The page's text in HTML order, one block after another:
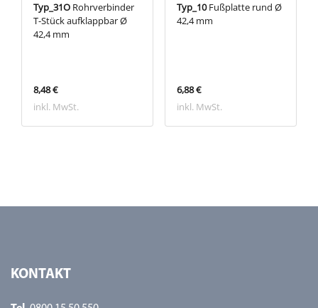
Typ_31O Rohrverbinder
T-Stück aufklappbar Ø
42,4 mm
8,48 €
inkl. MwSt.
Typ_10Fußplatte rund Ø
42,4 mm
6,88 €
inkl. MwSt.
KONTAKT